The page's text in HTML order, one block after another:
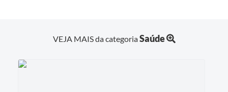
VEJA MAIS da categoriaSaúde